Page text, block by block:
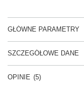
GŁÓWNE PARAMETRY
SZCZEGÓŁOWE DANE
OPINIE (5)